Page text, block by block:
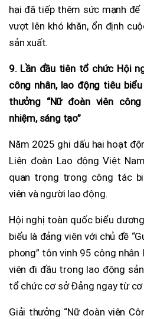
hại đã tiếp thêm sức mạnh để
vượt lên khó khăn, ổn định
sản xuất.
9. Lần đầu tiên tổ chức Hội
công nhân, lao động tiêu
thưởng “Nữ đoàn viên
nhiệm, sáng tạo”
Năm 2025 ghi dấu hai hoạt
Liên đoàn Lao động Việt
quan trọng trong công tác
viên và người lao động.
Hội nghị toàn quốc biểu
biểu là đảng viên với chủ đề
phong” tôn vinh 95 công
viên đi đầu trong lao động
tổ chức cơ sở Đảng ngay từ cơ
Giải thưởng “Nữ đoàn viên